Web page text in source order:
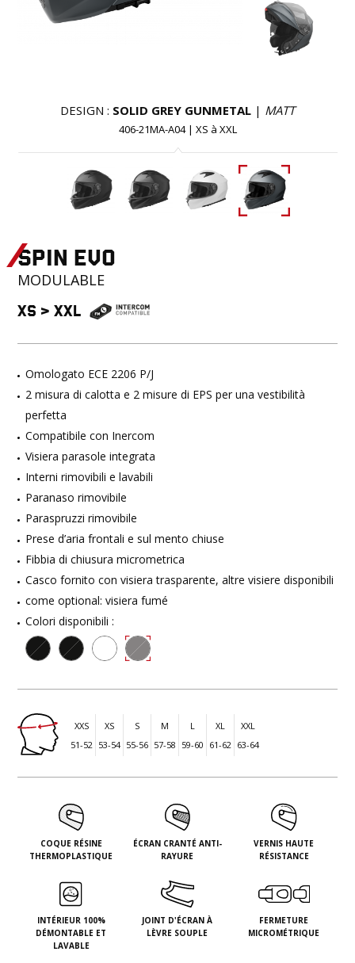
DESIGN : SOLID GREY GUNMETAL | MATT
406-21MA-A04| XS à XXL
SPIN EVO
MODULABLE
XS >XXL
Omologato ECE 2206 P/J
2 misura di calotta e 2 misure di EPS per una vestibilità
perfetta
Compatibile con Inercom
Visiera parasole integrata
Interni rimovibili e lavabili
Paranaso rimovibile
Paraspruzzi rimovibile
Prese d’aria frontali e sul mento chiuse
Fibbia di chiusura micrometrica
Casco fornito con visiera trasparente, altre visiere disponibili
come optional: visiera fumé
Colori disponibili :
XXS
51-52
XS
53-54
S
55-56
M
57-58
L
59-60
XL
61-62
XXL
63-64
COQUE RÉSINE
THERMOPLASTIQUE
ÉCRAN CRANTÉ ANTI-
RAYURE
VERNIS HAUTE
RÉSISTANCE
INTÉRIEUR 100%
DÉMONTABLE ET
LAVABLE
JOINT D'ÉCRAN À
LÈVRE SOUPLE
FERMETURE
MICROMÉTRIQUE